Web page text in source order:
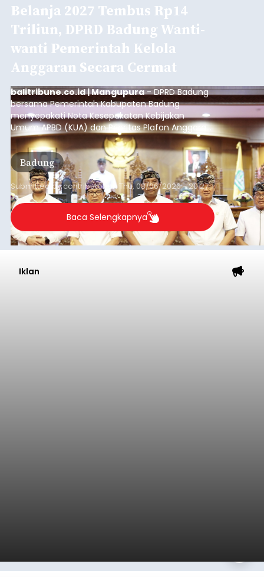
Belanja 2027 Tembus Rp14
Triliun, DPRD Badung Wanti-
wanti Pemerintah Kelola
Anggaran Secara Cermat
balitribune.co.id | Mangupura- DPRD Badung
bersama Pemerintah Kabupaten Badung
menyepakati Nota Kesepakatan Kebijakan
Umum APBD (KUA) dan Prioritas Plafon Anggaran
Sementara (PPAS) Tahun Anggaran 2027 dalam
rapat paripurna yang digelar di Gedung DPRD
Badung, Kamis (6/8/2026).
Badung
Submitted bycontributor onThu, 08/06/2026 - 20:27
Baca Selengkapnya
Iklan